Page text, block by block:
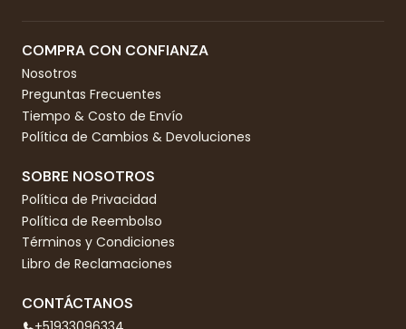
COMPRA CON CONFIANZA
Nosotros
Preguntas Frecuentes
Tiempo & Costo de Envío
Política de Cambios & Devoluciones
SOBRE NOSOTROS
Política de Privacidad
Política de Reembolso
Términos y Condiciones
Libro de Reclamaciones
CONTÁCTANOS